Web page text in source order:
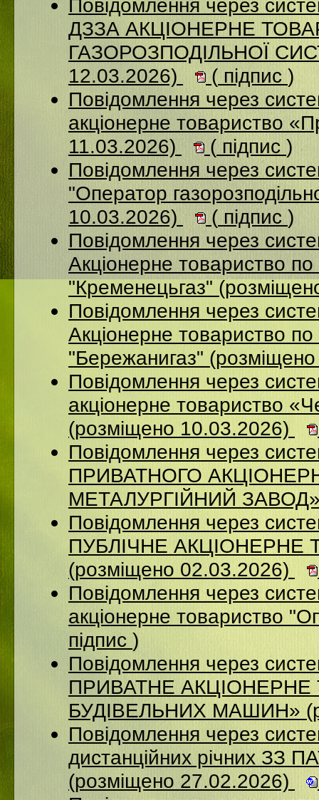
Повідомлення через
ДЗЗА АКЦІОНЕРНЕ
ГАЗОРОЗПОДІЛЬНОЇ
12.03.2026)
( підпис )
Повідомлення через
акціонерне товариство
11.03.2026)
( підпис )
Повідомлення через
"Оператор
10.03.2026)
( підпис)
Повідомлення через
Акціонерне товариство по
"Кременецьгаз"
Повідомлення через
Акціонерне товариство по
"Бережанигаз"
Повідомлення через
акціонерне товариство
(розміщено 10.03.2026)
Повідомлення через
ПРИВАТНОГО
МЕТАЛУРГІЙНИЙ ЗАВОД»
Повідомлення через
ПУБЛІЧНЕ
(розміщено 02.03.2026)
Повідомлення через
акціонерне товариство
підпис )
Повідомлення через
ПРИВАТНЕ
БУДІВЕЛЬНИХ МАШИН»
Повідомлення через
дистанційних річних ЗЗ
(розміщено 27.02.2026)